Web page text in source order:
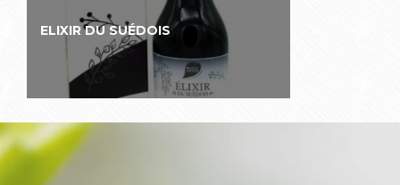
ELIXIR DU SUÉDOIS